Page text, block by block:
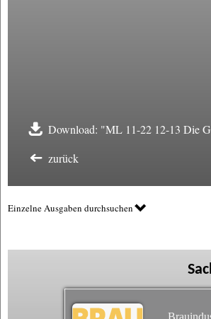
Download: "ML 11-22 12-13 Die
zurück
Einzelne Ausgaben durchsuchen